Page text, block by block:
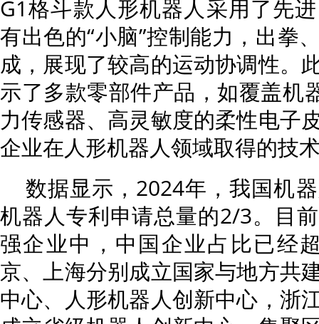
G1格斗款人形机器人采用了先
有出色的“小脑”控制能力，出拳
成，展现了较高的运动协调性。
示了多款零部件产品，如覆盖机
力传感器、高灵敏度的柔性电子
企业在人形机器人领域取得的技
数据显示，2024年，我国机
机器人专利申请总量的2/3。目
强企业中，中国企业占比已经
京、上海分别成立国家与地方共
中心、人形机器人创新中心，浙